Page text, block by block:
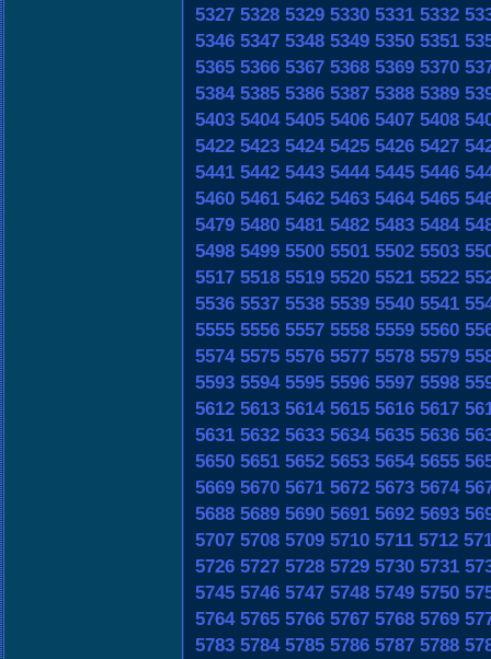
5327 5328 5329 5330 5331 5332
5346 5347 5348 5349 5350 5351
5365 5366 5367 5368 5369 5370
5384 5385 5386 5387 5388 5389
5403 5404 5405 5406 5407 5408
5422 5423 5424 5425 5426 5427
5441 5442 5443 5444 5445 5446
5460 5461 5462 5463 5464 5465
5479 5480 5481 5482 5483 5484
5498 5499 5500 5501 5502 5503
5517 5518 5519 5520 5521 5522
5536 5537 5538 5539 5540 5541
5555 5556 5557 5558 5559 5560
5574 5575 5576 5577 5578 5579
5593 5594 5595 5596 5597 5598
5612 5613 5614 5615 5616 5617
5631 5632 5633 5634 5635 5636
5650 5651 5652 5653 5654 5655
5669 5670 5671 5672 5673 5674
5688 5689 5690 5691 5692 5693
5707 5708 5709 5710 5711 5712
5726 5727 5728 5729 5730 5731
5745 5746 5747 5748 5749 5750
5764 5765 5766 5767 5768 5769
5783 5784 5785 5786 5787 5788